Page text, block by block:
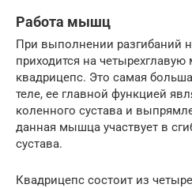
Работа мышц
При выполнении разгибаний
приходится на
квадрицепс. Это самая
теле, ее главной функцией
коленного сустава и
данная мышца участвует в
сустава.
Квадрицепс состоит из